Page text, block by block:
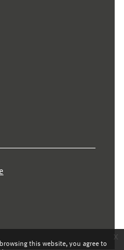
this website, you agree to
x